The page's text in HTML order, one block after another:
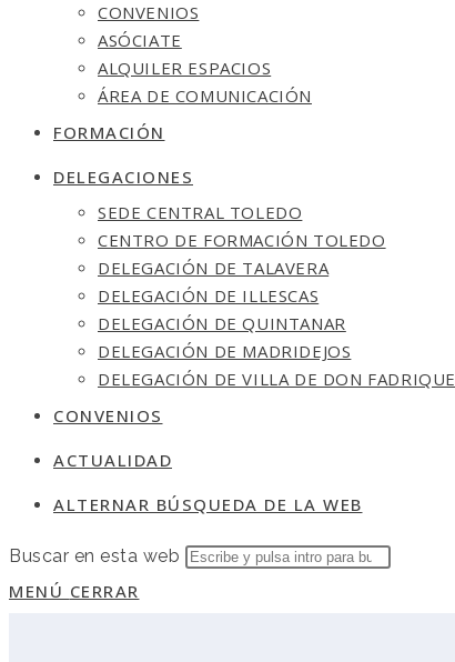
CONVENIOS
ASÓCIATE
ALQUILER ESPACIOS
ÁREA DE COMUNICACIÓN
FORMACIÓN
DELEGACIONES
SEDE CENTRAL TOLEDO
CENTRO DE FORMACIÓN TOLEDO
DELEGACIÓN DE TALAVERA
DELEGACIÓN DE ILLESCAS
DELEGACIÓN DE QUINTANAR
DELEGACIÓN DE MADRIDEJOS
DELEGACIÓN DE VILLA DE DON FADRIQUE
CONVENIOS
ACTUALIDAD
ALTERNAR BÚSQUEDA DE LA WEB
Buscar en esta web
MENÚ CERRAR